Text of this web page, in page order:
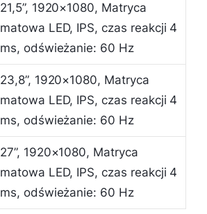
21,5”, 1920×1080, Matryca
matowa LED, IPS, czas reakcji 4
ms, odświeżanie: 60 Hz
23,8”, 1920×1080, Matryca
matowa LED, IPS, czas reakcji 4
ms, odświeżanie: 60 Hz
27”, 1920×1080, Matryca
matowa LED, IPS, czas reakcji 4
ms, odświeżanie: 60 Hz